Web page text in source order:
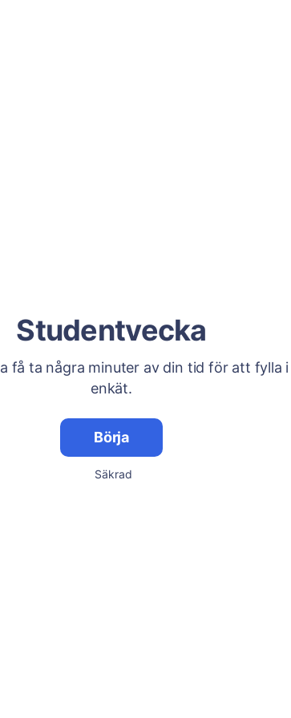
Studentvecka
få ta några minuter av din tid för att fylla
enkät.
Börja
Säkrad